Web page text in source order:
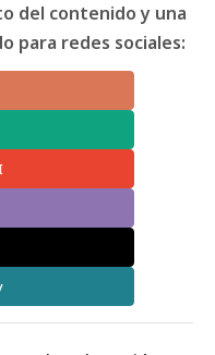
del contenido y una
para redes sociales: